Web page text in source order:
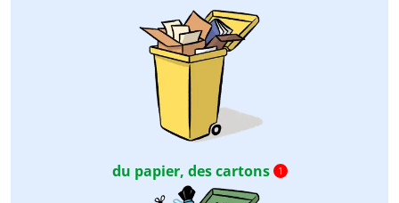
du papier, des cartons 1